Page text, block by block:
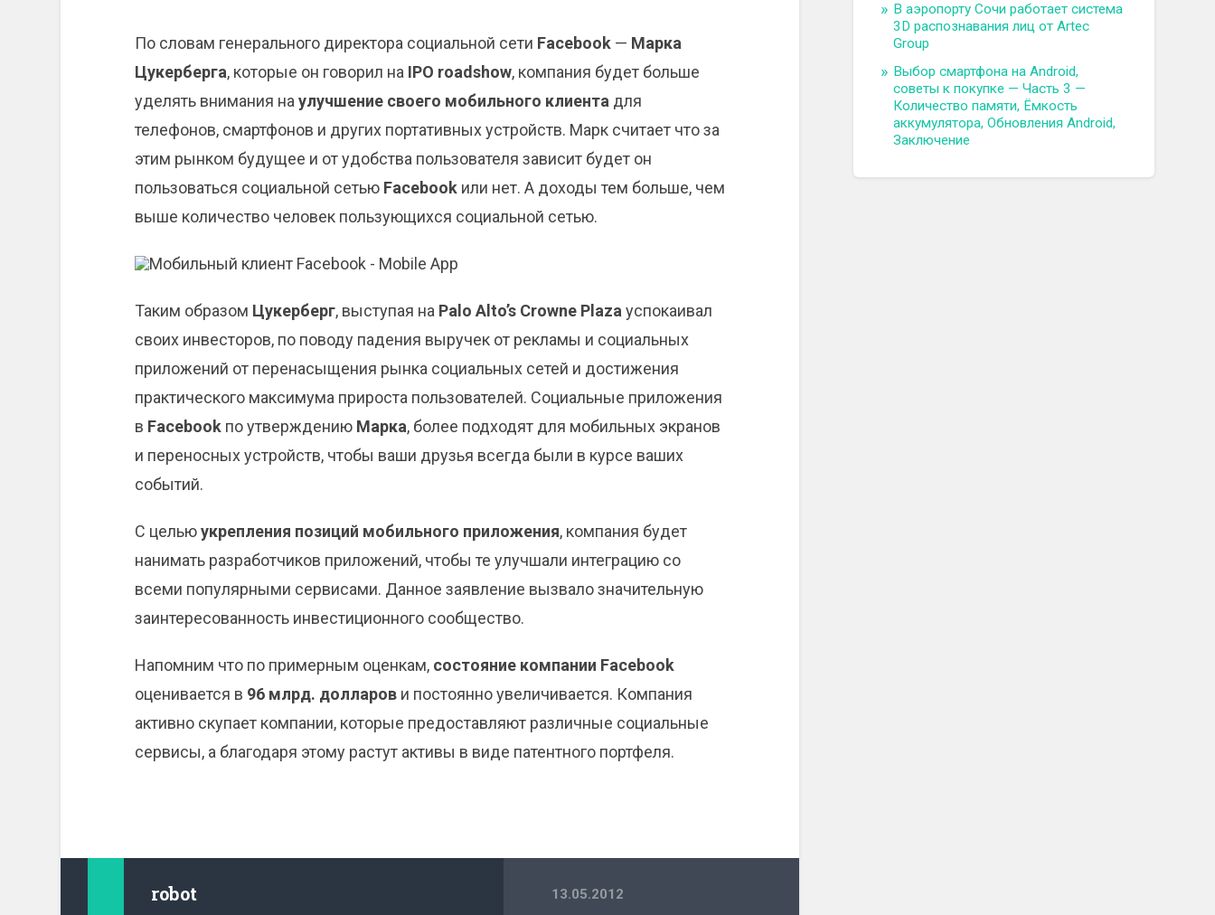
По словам генерального директора социальной сети Facebook— Марка
Цукерберга, которые он говорил на IPO roadshow, компания будет больше
уделять внимания наулучшение своего мобильного клиентадля
телефонов, смартфонов и других портативных устройств. Марк считает что за
этим рынком будущее и от удобства пользователя зависит будет он
пользоваться социальной сетью Facebookили нет. А доходы тем больше, чем
выше количество человек пользующихся социальной сетью.
Таким образом Цукерберг, выступая на Palo Alto’s Crowne Plaza успокаивал
своих инвесторов, по поводу падения выручек от рекламы и социальных
приложений от перенасыщения рынка социальных сетей и достижения
практического максимума прироста пользователей. Социальные приложения
в Facebookпо утверждению Марка, более подходят для мобильных экранов
и переносных устройств, чтобы ваши друзья всегда были в курсе ваших
событий.
С цельюукрепления позиций мобильного приложения, компания будет
нанимать разработчиков приложений, чтобы те улучшали интеграцию со
всеми популярными сервисами. Данное заявление вызвало значительную
заинтересованность инвестиционного сообщество.
Напомним что по примерным оценкам, состояние компании Facebook
оценивается в 96 млрд. долларови постоянно увеличивается. Компания
активно скупает компании, которые предоставляют различные социальные
сервисы, а благодаря этому растут активы в виде патентного портфеля.
robot
13.05.2012
В аэропорту Сочи работает система
3D распознавания лиц от Artec
Group
Выбор смартфона на Android,
советы к покупке — Часть 3 —
Количество памяти, Ёмкость
аккумулятора, Обновления Android,
Заключение